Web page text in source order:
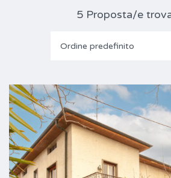
5 Proposta/e
Ordine predefinito